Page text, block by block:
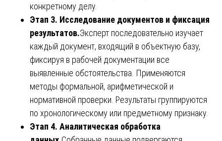
конкретному делу.
Этап 3. Исследование документов и фиксация
результатов.Эксперт последовательно изучает
каждый документ, входящий в объектную базу,
фиксируя в рабочей документации все
выявленные обстоятельства. Применяются
методы формальной, арифметической и
нормативной проверки. Результаты группируются
по хронологическому или предметному признаку.
Этап 4. Аналитическая обработка